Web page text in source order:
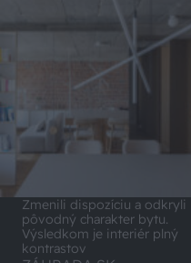
Zmenili dispozíciu a odkryli
pôvodný charakter bytu.
Výsledkom je interiér plný
kontrastov